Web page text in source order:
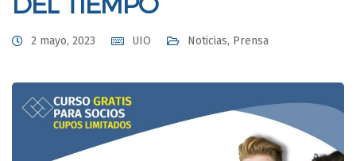
2 mayo, 2023 UIO Noticias, Prensa